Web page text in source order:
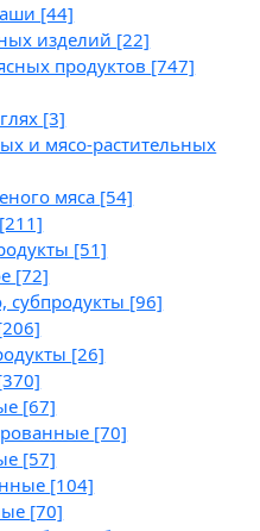
[44]
изделий [22]
продуктов [747]
[3]
и мясо-растительных
мяса [54]
[211]
[51]
[72]
субпродукты [96]
[26]
[67]
[70]
[57]
[104]
[70]